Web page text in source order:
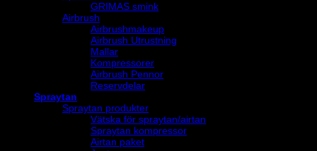
GRIMAS smink
Airbrush
Airbrushmakeup
Airbrush Utrustning
Mallar
Kompressorer
Airbrush Pennor
Reservdelar
Spraytan
Spraytan produkter
Vätska för spraytan/airtan
Spraytan kompressor
Airtan paket